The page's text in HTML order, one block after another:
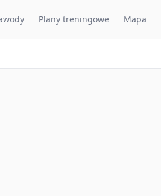
Plany treningowe Mapa